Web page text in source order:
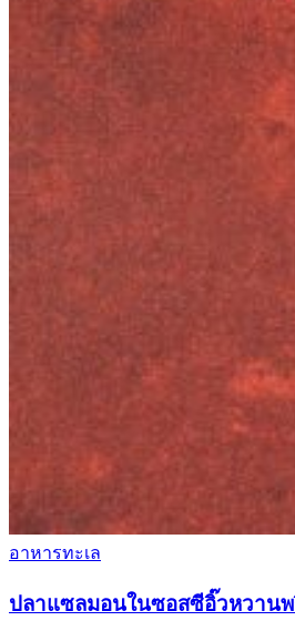
อาหารทะเล
ปลาแซลมอนในซอสซีอิ๊วหวาน